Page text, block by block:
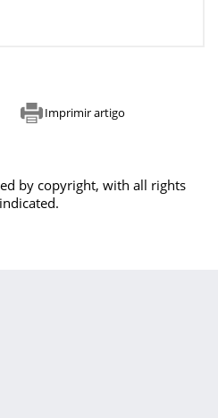
Imprimir artigo
by copyright, with all rights